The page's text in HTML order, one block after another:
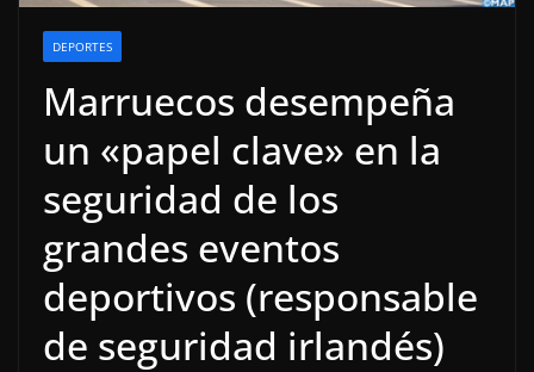
DEPORTES
Marruecos desempeña
un «papel clave» en la
seguridad de los
grandes eventos
deportivos (responsable
de seguridad irlandés)